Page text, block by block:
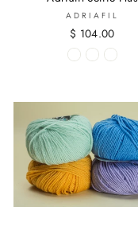
ADRIAFIL
$ 104.00